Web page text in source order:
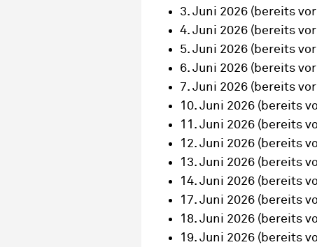
3. Juni 2026 (bereits
4. Juni 2026 (bereits
5. Juni 2026 (bereits
6. Juni 2026 (bereits
7. Juni 2026 (bereits
10. Juni 2026 (bereits
11. Juni 2026 (bereits
12. Juni 2026 (bereits
13. Juni 2026 (bereits
14. Juni 2026 (bereits
17. Juni 2026 (bereits
18. Juni 2026 (bereits
19. Juni 2026 (bereits